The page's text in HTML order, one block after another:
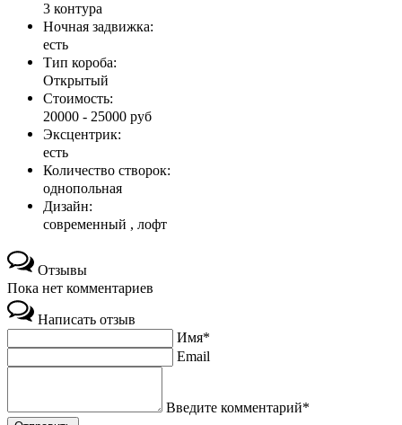
3 контура
Ночная задвижка:
есть
Тип короба:
Открытый
Стоимость:
20000 - 25000 руб
Эксцентрик:
есть
Количество створок:
однопольная
Дизайн:
современный , лофт
Отзывы
Пока нет комментариев
Написать отзыв
Имя*
Email
Введите комментарий*